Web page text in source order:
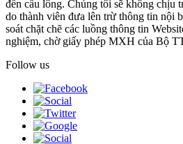
đến cầu lông. Chúng tôi sẽ không chịu
do thành viên đưa lên trừ thông tin nội
soát chặt chẽ các luồng thông tin
nghiệm, chờ giấy phép MXH của Bộ
Follow us